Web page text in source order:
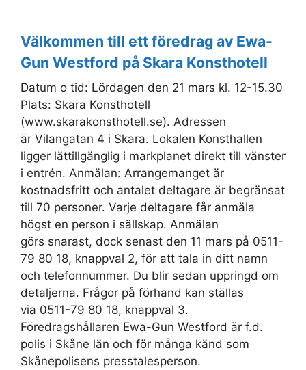
Välkommen till ett föredrag av Ewa-
Gun Westford på Skara Konsthotell
Datum o tid: Lördagen den 21 mars kl. 12-15.30
Plats: Skara Konsthotell
(www.skarakonsthotell.se). Adressen
är Vilangatan 4 i Skara. Lokalen Konsthallen
ligger lättillgänglig i markplanet direkt till vänster
i entrén. Anmälan: Arrangemanget är
kostnadsfritt och antalet deltagare är begränsat
till 70 personer. Varje deltagare får anmäla
högst en person i sällskap. Anmälan
görs snarast, dock senast den 11 mars på 0511-
79 80 18, knappval 2, för att tala in ditt namn
och telefonnummer. Du blir sedan uppringd om
detaljerna. Frågor på förhand kan ställas
via 0511-79 80 18, knappval 3.
Föredragshållaren Ewa-Gun Westford är f.d.
polis i Skåne län och för många känd som
Skånepolisens presstalesperson.